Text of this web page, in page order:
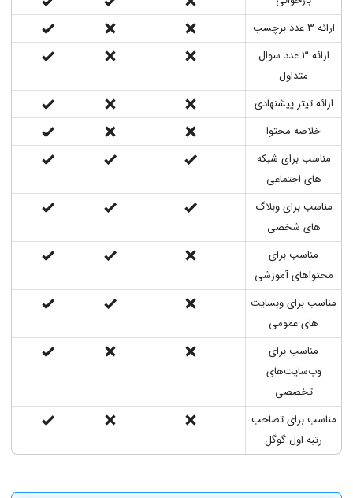
ارائه 3 عدد برچسب
ارائه 3 عدد سوال
متداول
ارائه تیتر پیشنهادی
خلاصه محتوا
مناسب برای شبکه
های اجتماعی
مناسب برای وبلاگ
های شخصی
مناسب برای
محتواهای آموزشی
مناسب برای وبسایت
های عمومی
مناسب برای
وب‌سایت‌های
تخصصی
مناسب برای تصاحب
رتبه اول گوگل